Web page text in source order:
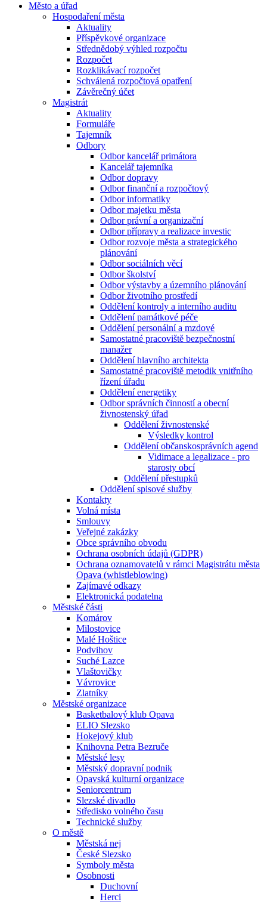
Město a úřad
Hospodaření města
Aktuality
Příspěvkové organizace
Střednědobý výhled rozpočtu
Rozpočet
Rozklikávací rozpočet
Schválená rozpočtová opatření
Závěrečný účet
Magistrát
Aktuality
Formuláře
Tajemník
Odbory
Odbor kancelář primátora
Kancelář tajemníka
Odbor dopravy
Odbor finanční a rozpočtový
Odbor informatiky
Odbor majetku města
Odbor právní a organizační
Odbor přípravy a realizace investic
Odbor rozvoje města a strategického
plánování
Odbor sociálních věcí
Odbor školství
Odbor výstavby a územního plánování
Odbor životního prostředí
Oddělení kontroly a interního auditu
Oddělení památkové péče
Oddělení personální a mzdové
Samostatné pracoviště bezpečnostní
manažer
Oddělení hlavního architekta
Samostatné pracoviště metodik vnitřního
řízení úřadu
Oddělení energetiky
Odbor správních činností a obecní
živnostenský úřad
Oddělení živnostenské
Výsledky kontrol
Oddělení občanskosprávních agend
Vidimace a legalizace - pro
starosty obcí
Oddělení přestupků
Oddělení spisové služby
Kontakty
Volná místa
Smlouvy
Veřejné zakázky
Obce správního obvodu
Ochrana osobních údajů (GDPR)
Ochrana oznamovatelů v rámci Magistrátu města
Opava (whistleblowing)
Zajímavé odkazy
Elektronická podatelna
Městské části
Komárov
Milostovice
Malé Hoštice
Podvihov
Suché Lazce
Vlaštovičky
Vávrovice
Zlatníky
Městské organizace
Basketbalový klub Opava
ELIO Slezsko
Hokejový klub
Knihovna Petra Bezruče
Městské lesy
Městský dopravní podnik
Opavská kulturní organizace
Seniorcentrum
Slezské divadlo
Středisko volného času
Technické služby
O městě
Městská nej
České Slezsko
Symboly města
Osobnosti
Duchovní
Herci